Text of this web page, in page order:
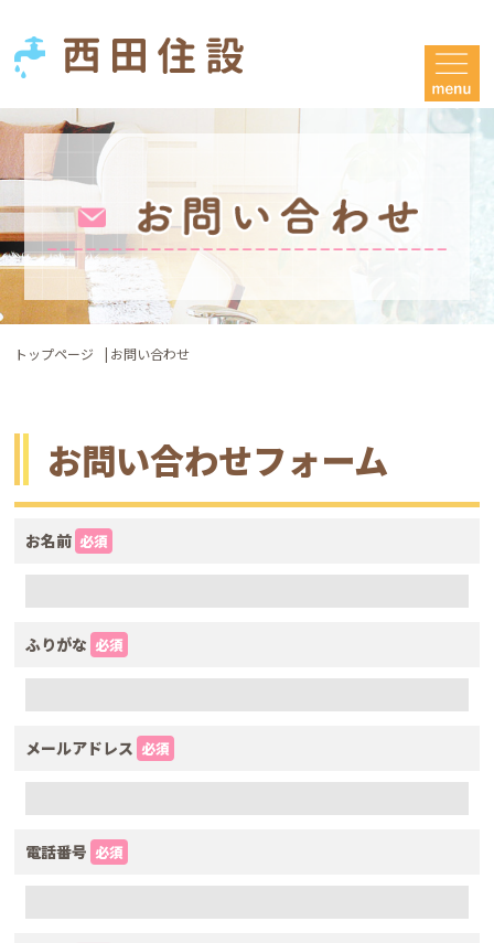
トップページ お問い合わせ
お問い合わせフォーム
お名前 必須
ふりがな 必須
メールアドレス 必須
電話番号 必須